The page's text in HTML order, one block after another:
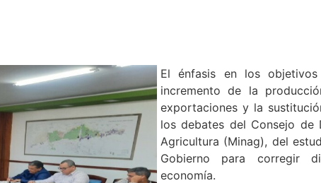
El énfasis en los
incremento de la
exportaciones y la
los debates del Consejo de
Agricultura (Minag), del
Gobierno para corregir
economía.